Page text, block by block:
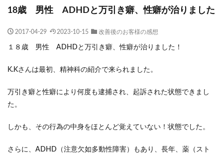
18歳 男性 ADHDと万引き癖、性癖が治りました
2017-04-29 2023-10-15 改善後のお客様の感想
１８歳 男性 ADHDと万引き癖、性癖が治りました！
K.Kさんは最初、 精神科の紹介で来られました。
万引き癖と性癖により 何度も逮捕され、 起訴された状態できまし
た。
しかも、その行為の中身をほとんど覚えていない！ 状態でした。
さらに、 ADHD（注意欠如多動性障害） もあり、長年、 薬（スト